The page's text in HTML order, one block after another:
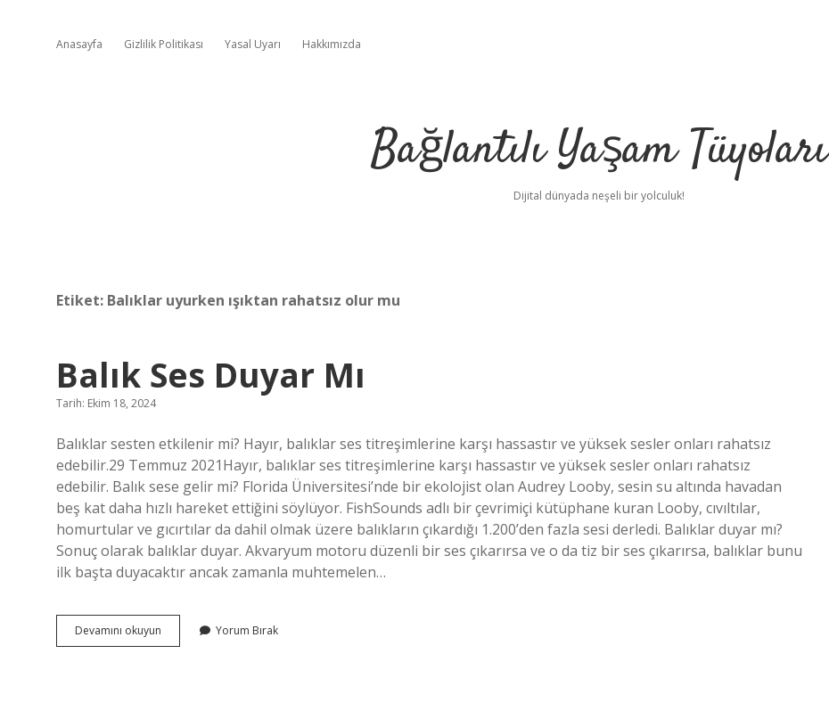
Anasayfa Gizlilik Politikası Yasal Uyarı Hakkımızda
Bağlantılı Yaşam Tüyoları
Dijital dünyada neşeli bir yolculuk!
Etiket: Balıklar uyurken ışıktan rahatsız olur mu
Balık Ses Duyar Mı
Tarih: Ekim 18, 2024
Balıklar sesten etkilenir mi? Hayır, balıklar ses titreşimlerine karşı hassastır ve yüksek sesler onları rahatsız
edebilir.29 Temmuz 2021Hayır, balıklar ses titreşimlerine karşı hassastır ve yüksek sesler onları rahatsız
edebilir. Balık sese gelir mi? Florida Üniversitesi’nde bir ekolojist olan Audrey Looby, sesin su altında havadan
beş kat daha hızlı hareket ettiğini söylüyor. FishSounds adlı bir çevrimiçi kütüphane kuran Looby, cıvıltılar,
homurtular ve gıcırtılar da dahil olmak üzere balıkların çıkardığı 1.200’den fazla sesi derledi. Balıklar duyar mı?
Sonuç olarak balıklar duyar. Akvaryum motoru düzenli bir ses çıkarırsa ve o da tiz bir ses çıkarırsa, balıklar bunu
ilk başta duyacaktır ancak zamanla muhtemelen…
Devamını okuyun
Ses
Yorum Bırak